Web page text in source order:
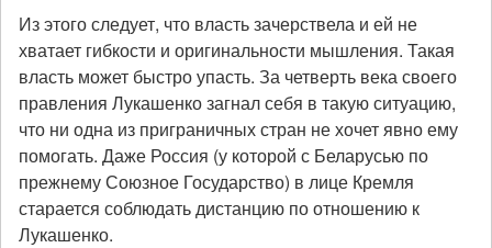
Из этого следует, что власть зачерствела и ей не
хватает гибкости и оригинальности мышления. Такая
власть может быстро упасть. За четверть века своего
правления Лукашенко загнал себя в такую ситуацию,
что ни одна из приграничных стран не хочет явно ему
помогать. Даже Россия (у которой с Беларусью по
прежнему Союзное Государство) в лице Кремля
старается соблюдать дистанцию по отношению к
Лукашенко.